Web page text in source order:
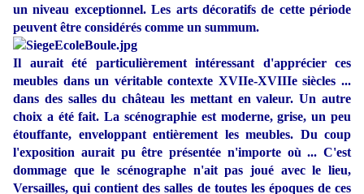
un niveau exceptionnel. Les arts décoratifs de cette période
peuvent être considérés comme un summum.
Il aurait été particulièrement intéressant d'apprécier ces
meubles dans un véritable contexte XVIIe-XVIIIe siècles ...
dans des salles du château les mettant en valeur. Un autre
choix a été fait. La scénographie est moderne, grise, un peu
étouffante, enveloppant entièrement les meubles. Du coup
l'exposition aurait pu être présentée n'importe où ... C'est
dommage que le scénographe n'ait pas joué avec le lieu,
Versailles, qui contient des salles de toutes les époques de ces